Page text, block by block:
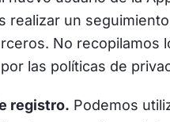
realizar un
No recopilamos
las políticas de
registro. Podemos